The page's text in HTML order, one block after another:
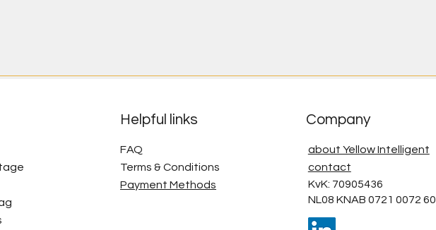
Helpful links
FAQ
Terms & Conditions
Payment Methods
Company
about Yellow Intelligent
contact
KvK: 70905436
NL08 KNAB 0721 0072 60